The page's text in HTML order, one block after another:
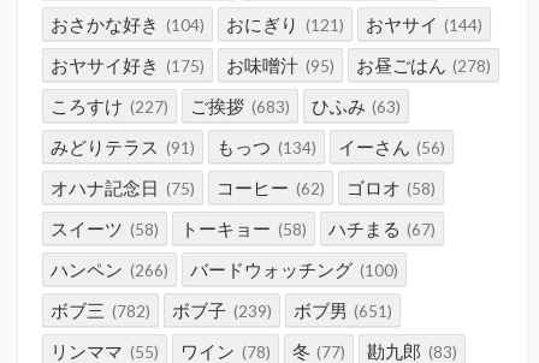
おさかな好き (104) おにぎり (121) おヤサイ (144)
おヤサイ好き (175) お味噌汁 (95) お昼ごはん (278)
ころすけ (227) ご挨拶 (683) ひふみ (63)
みどりテラス (91) もっつ (134) イーさん (56)
オハナ記念日 (75) コーヒー (62) ゴロオ (58)
スイーツ (58) トーキョー (58) ハチまる (67)
ハンペン (266) バードウォッチング (100)
ボブ三 (782) ボブ子 (239) ボブ男 (651)
リンママ (55) ワイン (78) 冬 (77) 勘九郎 (83)